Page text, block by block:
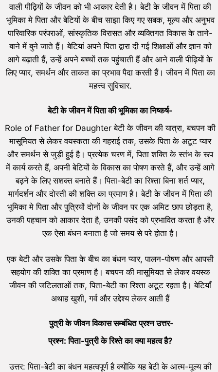
वाली पीढ़ियों के जीवन को भी आकार देती है। बेटी के जीवन में पिता की
भूमिका मे पिता और बेटियों के बीच साझा किए गए सबक, मूल्य और अनुभव
पारिवारिक परंपराओं, सांस्कृतिक विरासत और व्यक्तिगत विकास के ताने-
बाने में बुने जाते हैं। बेटियां अपने पिता द्वारा दी गई शिक्षाओं और ज्ञान को
आगे बढ़ाती हैं, उन्हें अपने बच्चों तक पहुंचाती हैं और आने वाली पीढ़ियों के
लिए प्यार, समर्थन और ताकत का प्रभाव पैदा करती हैं। जीवन में पिता का
महत्त्व सुविचार.
बेटी के जीवन में पिता की भूमिका का निष्कर्ष-
Role of Father for Daughter बेटी के जीवन की यात्रा, बचपन की
मासूमियत से लेकर वयस्कता की गहराई तक, उसके पिता के अटूट प्यार
और समर्थन से जुड़ी हुई है। प्रत्येक चरण में, पिता शक्ति के स्तंभ के रूप
में कार्य करते हैं, अपनी बेटियों के विकास का पोषण करते हैं, और उन्हें आगे
बढ़ने के लिए सशक्त बनाते हैं। पिता-बेटी का रिश्ता बिना शर्त प्यार,
मार्गदर्शन और दोस्ती की शक्ति का प्रमाण है। बेटी के जीवन में पिता की
भूमिका मे पिता और पुत्रियों दोनों के जीवन पर एक अमिट छाप छोड़ता है,
उनकी पहचान को आकार देता है, उनकी पसंद को प्रभावित करता है और
एक ऐसा बंधन बनाता है जो समय से परे होता है।
एक बेटी और उसके पिता के बीच का बंधन प्यार, पालन-पोषण और आपसी
सहयोग की शक्ति का प्रमाण है। बचपन की मासूमियत से लेकर वयस्क
जीवन की जटिलताओं तक, पिता-बेटी का रिश्ता अटूट रहता है। बेटियाँ
अथाह खुशी, गर्व और उद्देश्य लेकर आती हैं
पुत्री के जीवन विकास सम्बंधित प्रश्न उत्तर-
प्रश्न: पिता-पुत्री के रिश्ते का क्या महत्व है?
उत्तर: पिता-बेटी का बंधन महत्वपूर्ण है क्योंकि यह बेटी के आत्म-मूल्य की